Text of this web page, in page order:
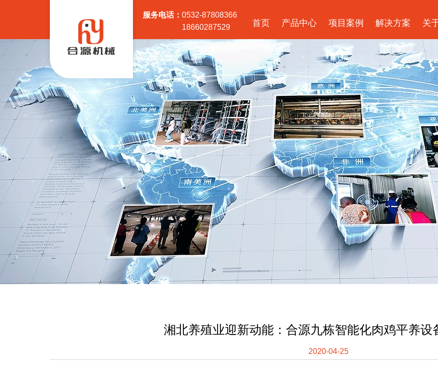
服务电话： 0532-87808366
18660287529
首页 产品中心 项目案例 解决方案 关
湘北养殖业迎新动能：合源九栋智能化肉鸡平养设
2020-04-25